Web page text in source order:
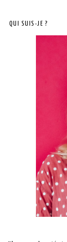
QUI SUIS-JE ?